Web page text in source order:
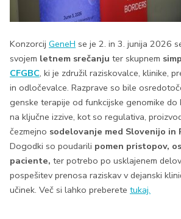
Konzorcij GeneH se je 2. in 3. junija 2026
svojem letnem srečanju ter skupnem
CFGBC, ki je združil raziskovalce, klinike,
in odločevalce. Razprave so bile
genske terapije od funkcijske genomike
na ključne izzive, kot so regulativa,
čezmejno sodelovanje med Slovenijo in
Dogodki so poudarili pomen pristopov,
paciente, ter potrebo po usklajenem
pospešitev prenosa raziskav v dejanski
učinek. Več si lahko preberete tukaj.